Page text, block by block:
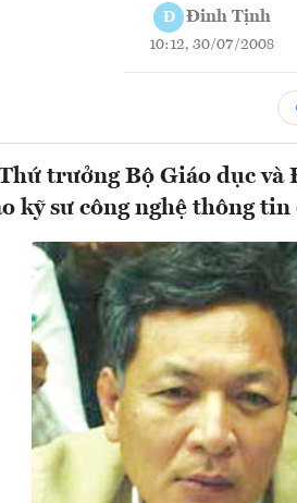
Đ Đinh Tịnh
10:12, 30/07/2008
trưởng Bộ Giáo dục và
kỹ sư công nghệ thông tin